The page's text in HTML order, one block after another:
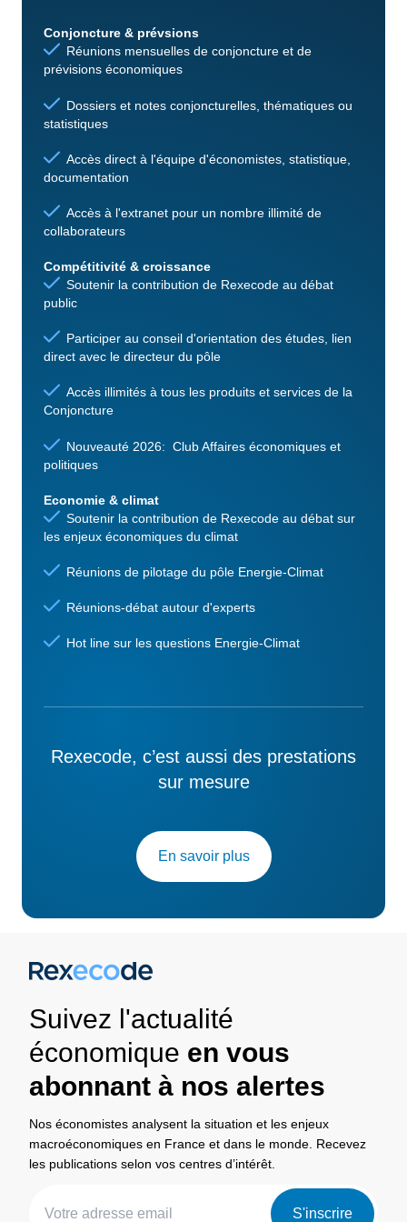
Conjoncture & prévsions
Réunions mensuelles de conjoncture et de
prévisions économiques
Dossiers et notes conjoncturelles, thématiques ou
statistiques
Accès direct à l'équipe d'économistes, statistique,
documentation
Accès à l'extranet pour un nombre illimité de
collaborateurs
Compétitivité & croissance
Soutenir la contribution de Rexecode au débat
public
Participer au conseil d'orientation des études, lien
direct avec le directeur du pôle
Accès illimités à tous les produits et services de la
Conjoncture
Nouveauté 2026: Club Affaires économiques et
politiques
Economie & climat
Soutenir la contribution de Rexecode au débat sur
les enjeux économiques du climat
Réunions de pilotage du pôle Energie-Climat
Réunions-débat autour d'experts
Hot line sur les questions Energie-Climat
Rexecode, c’est aussi des prestations
sur mesure
En savoir plus
Suivez l'actualité
économique en vous
abonnant à nos alertes
Nos économistes analysent la situation et les enjeux
macroéconomiques en France et dans le monde. Recevez
les publications selon vos centres d’intérêt.
S'inscrire